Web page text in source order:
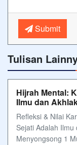
Submit
Tulisan
Hijrah Mental:
Ilmu dan
Refleksi & Nilai
Sejati Adalah
Menyongsong 1